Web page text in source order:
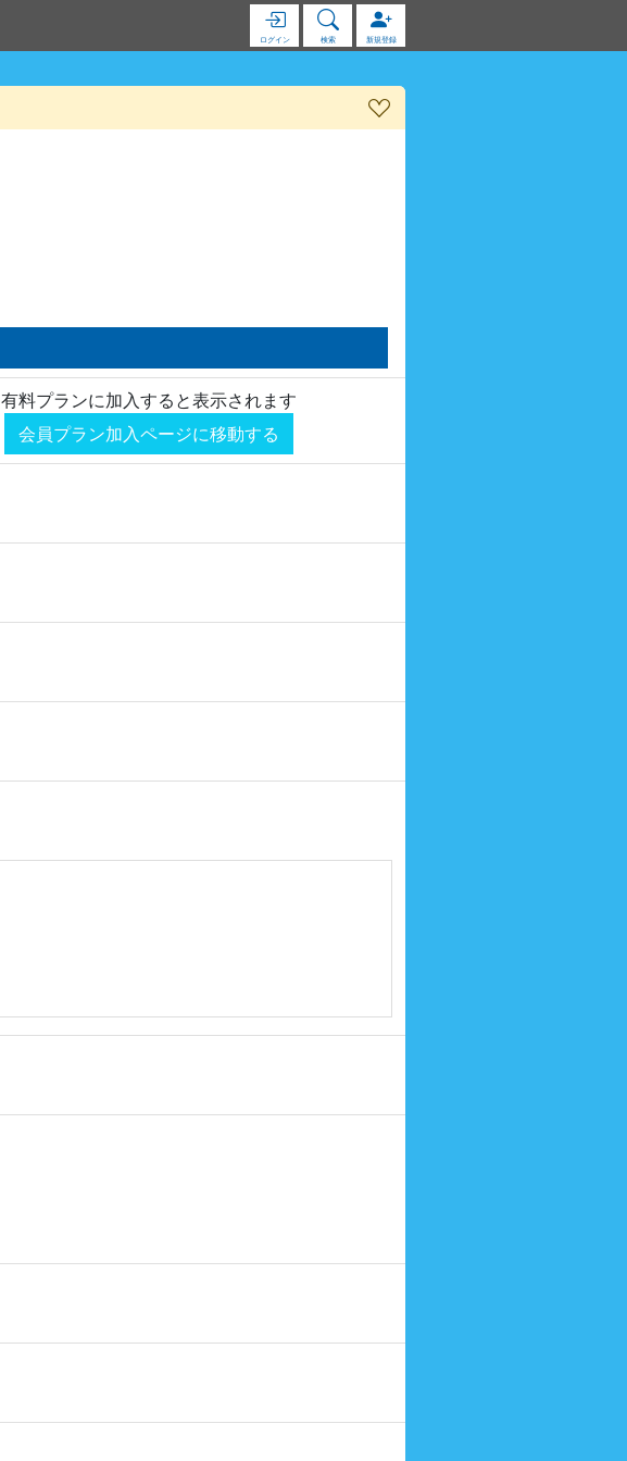
ログイン 検索 新規登録
有料プランに加入すると表示されます
会員プラン加入ページに移動する